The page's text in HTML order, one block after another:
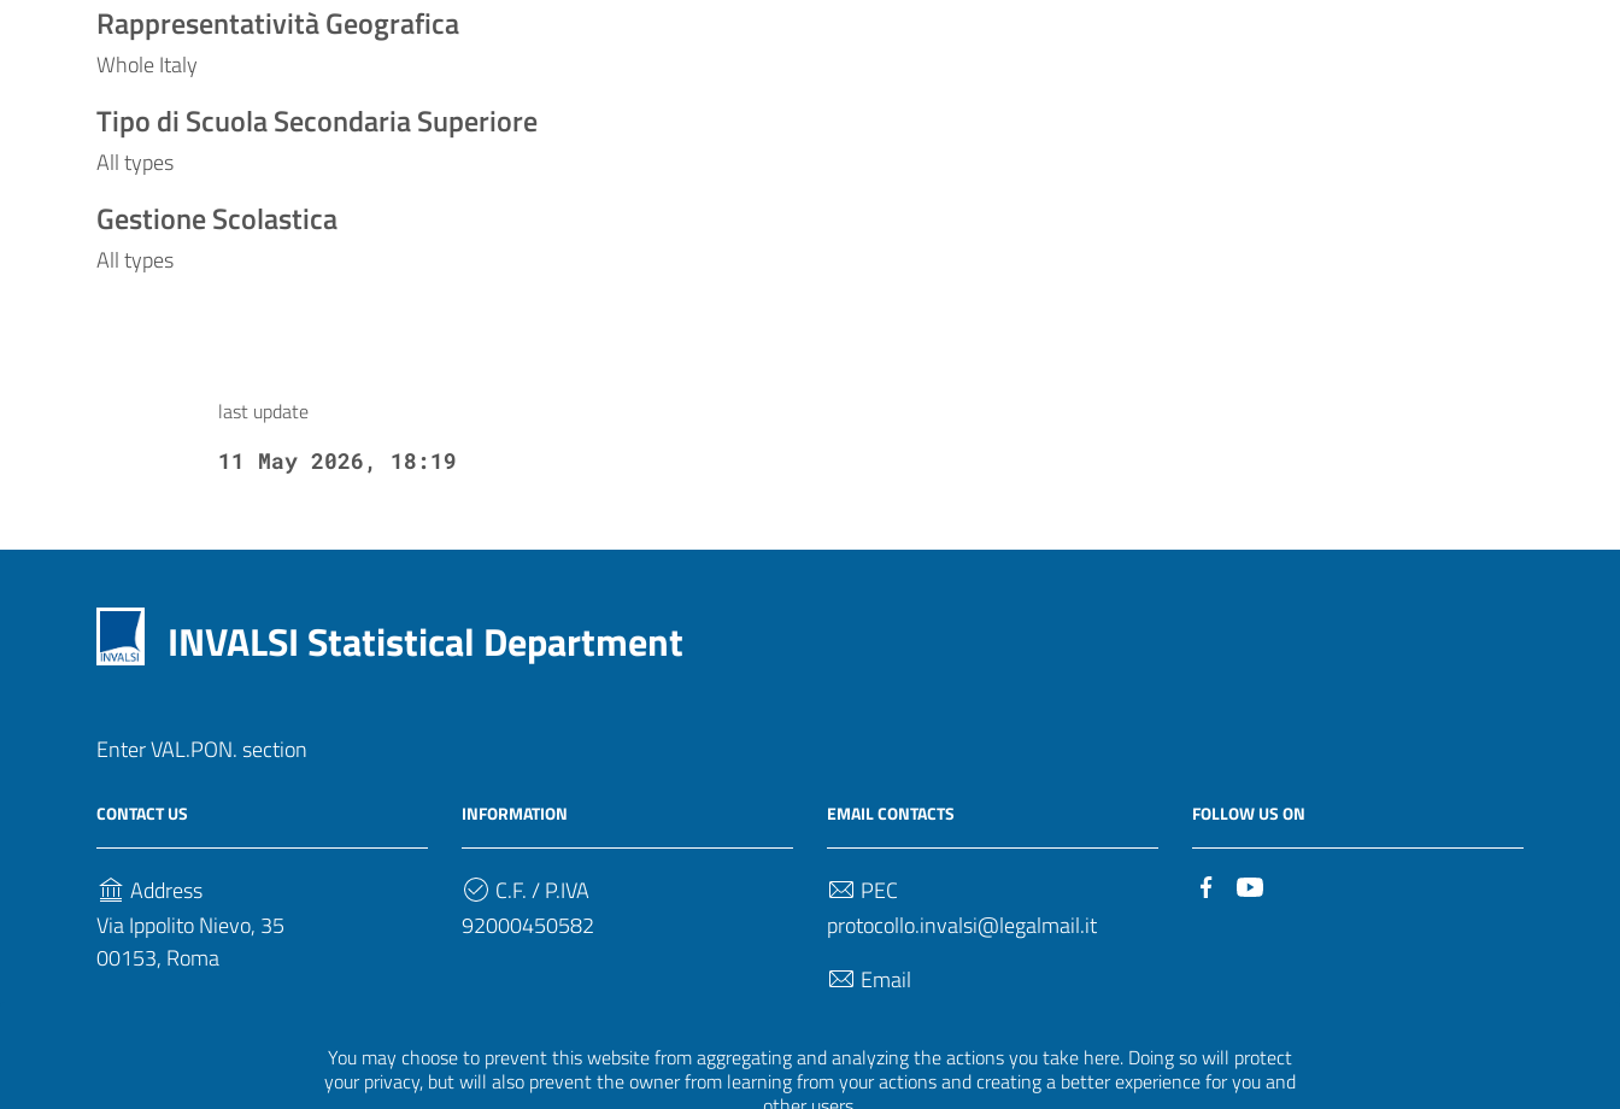
You may choose to prevent this website from aggregating and analyzing the actions you take here. Doing so will protect
your privacy, but will also prevent the owner from learning from your actions and creating a better experience for you and
Rappresentatività Geografica
Whole Italy
Tipo di Scuola Secondaria Superiore
All types
Gestione Scolastica
All types
last update
11 May 2026, 18:19
INVALSI Statistical Department
Enter VAL.PON. section
CONTACT US
Address
Via Ippolito Nievo, 35
00153, Roma
INFORMATION
C.F. / P.IVA
92000450582
EMAIL CONTACTS
PEC
protocollo.invalsi@legalmail.it
Email
Email
FOLLOW US ON